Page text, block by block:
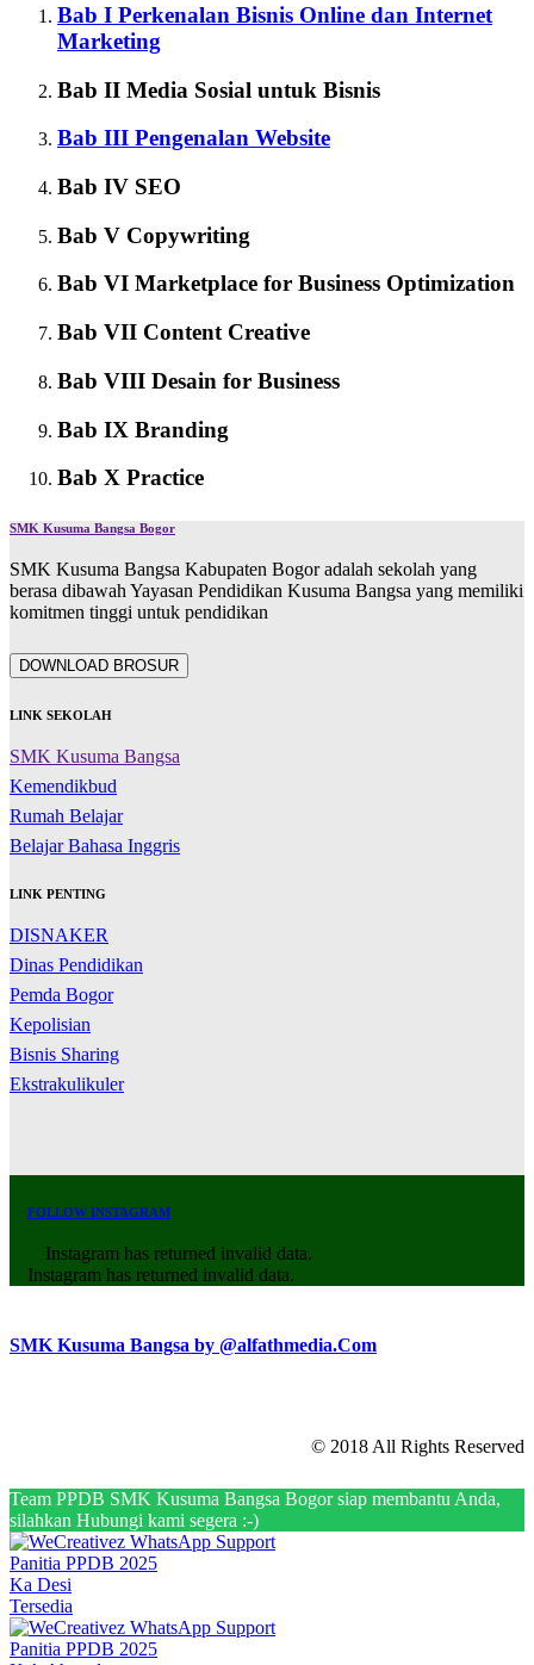
Bab I Perkenalan Bisnis Online dan Internet
Marketing
Bab II Media Sosial untuk Bisnis
Bab III Pengenalan Website
Bab IV SEO
Bab V Copywriting
Bab VI Marketplace for Business Optimization
Bab VII Content Creative
Bab VIII Desain for Business
Bab IX Branding
Bab X Practice
SMK Kusuma Bangsa Bogor
SMK Kusuma Bangsa Kabupaten Bogor adalah sekolah yang
berasa dibawah Yayasan Pendidikan Kusuma Bangsa yang memiliki
komitmen tinggi untuk pendidikan
DOWNLOAD BROSUR
LINK SEKOLAH
SMK Kusuma Bangsa
Kemendikbud
Rumah Belajar
Belajar Bahasa Inggris
LINK PENTING
DISNAKER
Dinas Pendidikan
Pemda Bogor
Kepolisian
Bisnis Sharing
Ekstrakulikuler
FOLLOW INSTAGRAM
Instagram has returned invalid data.
Instagram has returned invalid data.
SMK Kusuma Bangsa by @alfathmedia.Com
© 2018 All Rights Reserved
Team PPDB SMK Kusuma Bangsa Bogor siap membantu Anda,
silahkan Hubungi kami segera :-)
Panitia PPDB 2025
Ka Desi
Tersedia
Panitia PPDB 2025